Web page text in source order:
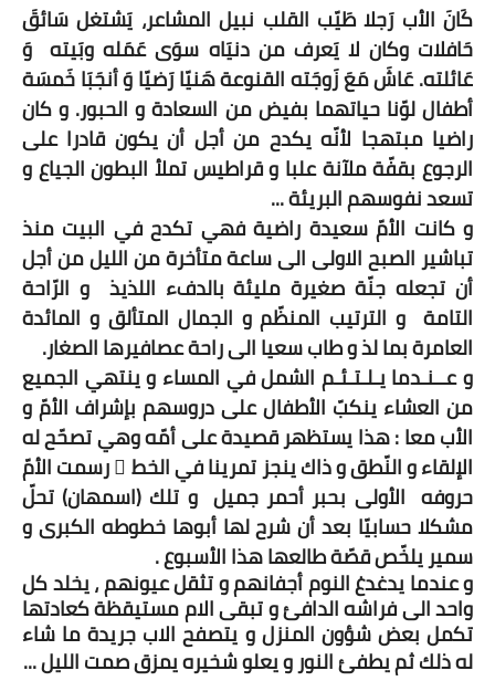
كَانَ الأب رَجلا طَيّب القلب نبيل المشاعر، يَشتغل سَائقَ
حَافلات وكان لا يَعرف من دنيَاه سوَى عَمَله وبَيته وَ
عَائلته. عَاشَ مَعَ زَوجَته القنوعة هَنيّا رَضيّا وَ أنجَبَا خَمسَة
أطفال لوّنا حياتهما بفيض من السعادة و الحبور. و كان
راضيا مبتهجا لأنّه يكدح من أجل أن يكون قادرا على
الرجوع بقفّة ملآنة علبا و قراطيس تملأ البطون الجياع و
تسعد نفوسهم البريئة ...
و كانت الأمّ سعيدة راضية فهي تكدح في البيت منذ
تباشير الصبح الاولى الى ساعة متأخرة من الليل من أجل
أن تجعله جنّة صغيرة مليئة بالدفء اللذيذ و الرّاحة
التامة و الترتيب المنظّم و الجمال المتألق و المائدة
العامرة بما لذ و طاب سعيا الى راحة عصافيرها الصغار.
و عــنـدما يـلـتـئـم الشمل في المساء و ينتهي الجميع
من العشاء ينكبّ الأطفال على دروسهم بإشراف الأمّ و
الأب معا : هذا يستظهر قصيدة على أمّه وهي تصحّح له
الإلقاء و النّطق و ذاك ينجز تمرينا في الخط ّ رسمت الأمّ
حروفه الأولى بحبر أحمر جميل و تلك (اسمهان) تحلّ
مشكلا حسابيّا بعد أن شرح لها أبوها خطوطه الكبرى و
سمير يلخّص قصّة طالعها هذا الأسبوع .
و عندما يدغدغ النوم أجفانهم و تثقل عيونهم ، يخلد كل
واحد الى فراشه الدافئ و تبقى الام مستيقظة كعادتها
تكمل بعض شؤون المنزل و يتصفح الاب جريدة ما شاء
له ذلك ثم يطفئ النور و يعلو شخيره يمزق صمت الليل ...